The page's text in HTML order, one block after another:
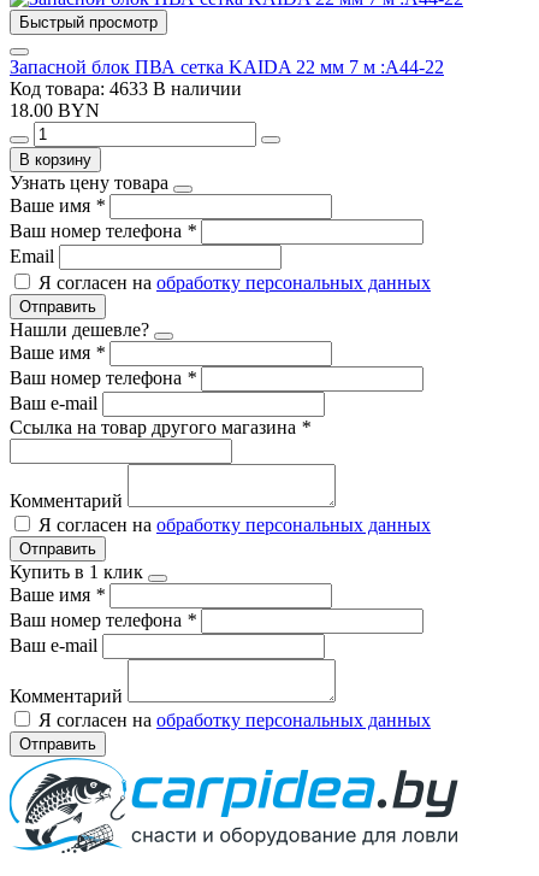
Быстрый просмотр
Запасной блок ПВА сетка KAIDA 22 мм 7 м :A44-22
Код товара: 4633 В наличии
18.00 BYN
В корзину
Узнать цену товара
Ваше имя *
Ваш номер телефона *
Email
Я согласен на обработку персональных данных
Отправить
Нашли дешевле?
Ваше имя *
Ваш номер телефона *
Ваш e-mail
Ссылка на товар другого магазина *
Комментарий
Я согласен на обработку персональных данных
Отправить
Купить в 1 клик
Ваше имя *
Ваш номер телефона *
Ваш e-mail
Комментарий
Я согласен на обработку персональных данных
Отправить